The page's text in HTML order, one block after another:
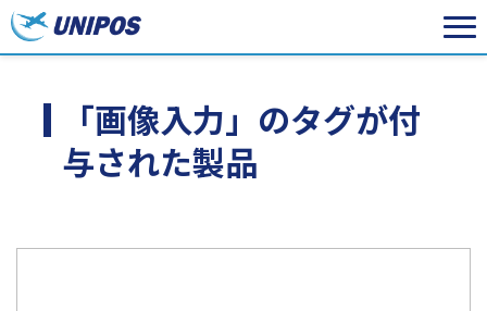
「画像入力」のタグが付
与された製品